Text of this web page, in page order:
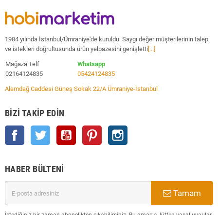
1984 yılında İstanbul/Ümraniye'de kuruldu. Saygı değer müşterilerinin talep
ve istekleri doğrultusunda ürün yelpazesini genişletti [...]
Mağaza Telf
02164124835
Whatsapp
05424124835
Alemdağ Caddesi Güneş Sokak 22/A Ümraniye-İstanbul
BIZI TAKIP EDIN
Facebook Twitter YouTube Pinterest
HABER BÜLTENI
Tamam